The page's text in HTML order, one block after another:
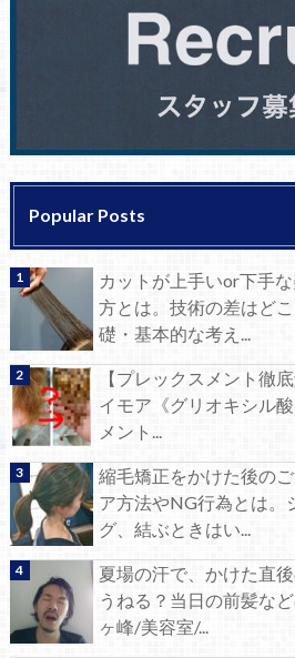
Popular Posts
カットが上手いor下手
方とは。技術の差はど
礎・基本的な考え...
【プレックスメント徹
イモア《グリオキシル
メント...
縮毛矯正をかけた後の
ア方法やNG行為とは。
グ、結ぶときはい...
夏場の汗で、かけた直
うねる？当日の前髪な
ヶ峰/美容室/...